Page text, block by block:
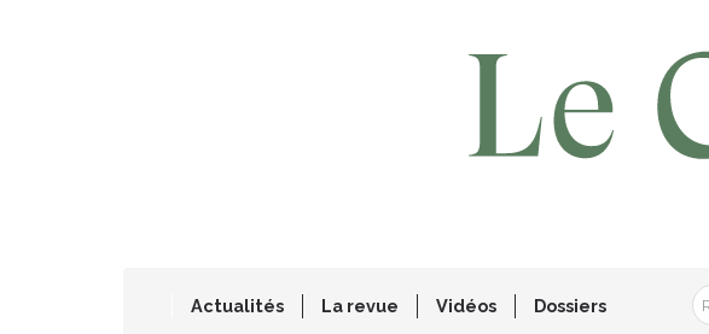
Actualités La revue Vidéos Dossiers